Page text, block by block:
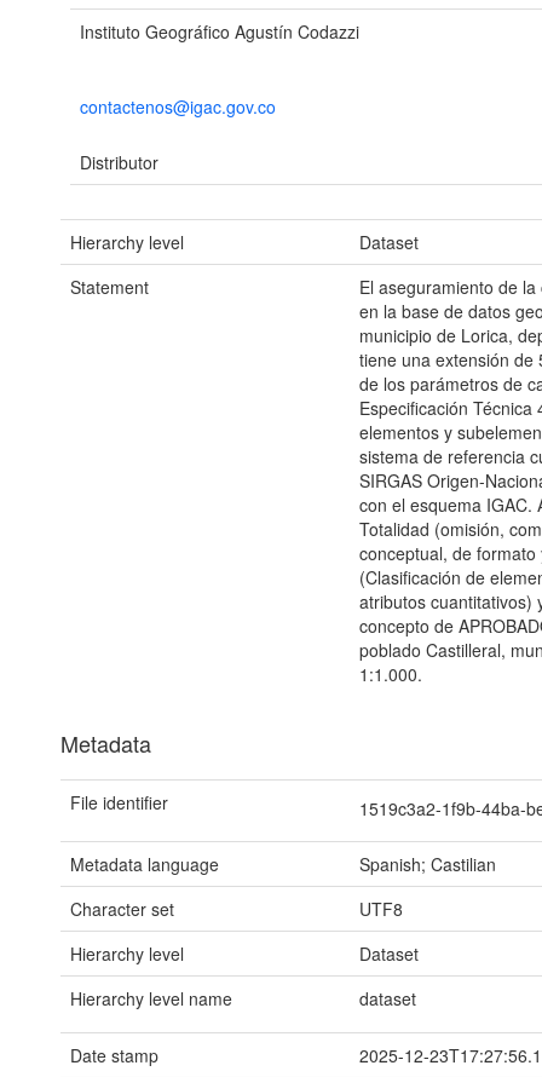
Instituto Geográfico Agustín Codazzi
contactenos@igac.gov.co
Distributor
Hierarchy level
Dataset
Statement
El aseguramiento de
en la base de datos
municipio de Lorica,
tiene una extensión de
de los parámetros de
Especificación
elementos y
sistema de referencia
SIRGAS Origen-
con el esquema IGAC.
Totalidad (omisión,
conceptual, de
(Clasificación de
atributos cuantitativos)
concepto de
poblado Castilleral,
1:1.000.
Metadata
File identifier 1519c3a2-1f9b-44ba-
Metadata language
Spanish; Castilian
Character set
UTF8
Hierarchy level
Dataset
Hierarchy level name
dataset
Date stamp
2025-12-